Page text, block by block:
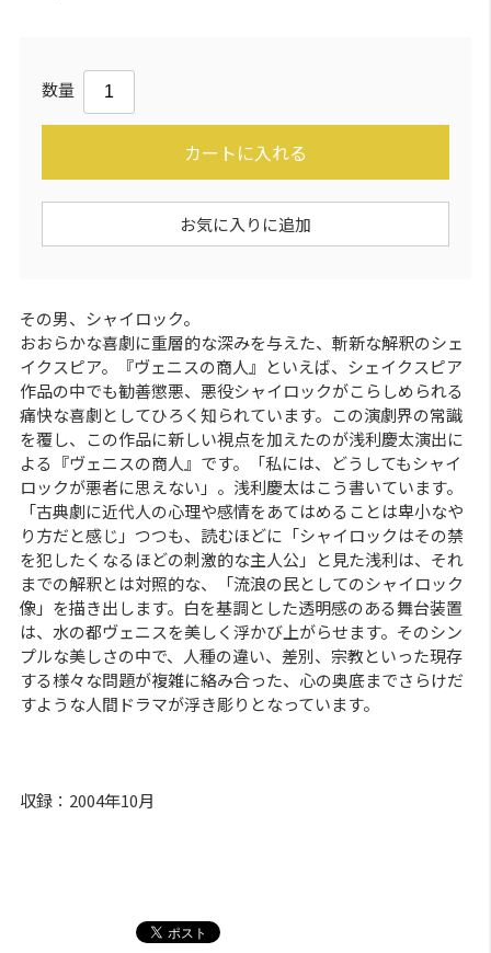
数量
カートに入れる
お気に入りに追加
その男、シャイロック。
おおらかな喜劇に重層的な深みを与えた、斬新な解釈のシェ
イクスピア。『ヴェニスの商人』といえば、シェイクスピア
作品の中でも勧善懲悪、悪役シャイロックがこらしめられる
痛快な喜劇としてひろく知られています。この演劇界の常識
を覆し、この作品に新しい視点を加えたのが浅利慶太演出に
よる『ヴェニスの商人』です。「私には、どうしてもシャイ
ロックが悪者に思えない」。浅利慶太はこう書いています。
「古典劇に近代人の心理や感情をあてはめることは卑小なや
り方だと感じ」つつも、読むほどに「シャイロックはその禁
を犯したくなるほどの刺激的な主人公」と見た浅利は、それ
までの解釈とは対照的な、「流浪の民としてのシャイロック
像」を描き出します。白を基調とした透明感のある舞台装置
は、水の都ヴェニスを美しく浮かび上がらせます。そのシン
プルな美しさの中で、人種の違い、差別、宗教といった現存
する様々な問題が複雑に絡み合った、心の奥底までさらけだ
すような人間ドラマが浮き彫りとなっています。
収録：2004年10月